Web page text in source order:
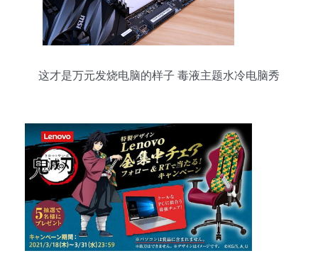
这才是万元发烧电脑的样子 毒液主题水冷电脑秀